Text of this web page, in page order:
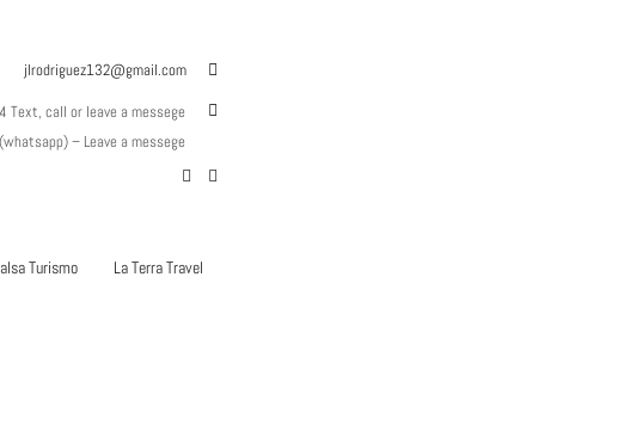
jlrodriguez132@gmail.com
Text, call or leave a messege
– Leave a messege
Turismo La Terra Travel